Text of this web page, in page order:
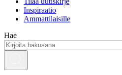
Inspiraatio
Ammattilaisille
Hae